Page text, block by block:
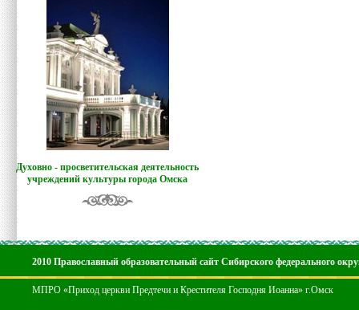
Духовно - просветительская деятельность
учреждений культуры города Омска
2010 Православный образовательный сайт Сибирского федерального
МПРО «Приход церкви Предтечи и Крестителя Господня Иоанна» г.Омск